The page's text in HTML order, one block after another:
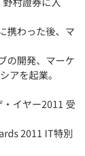
携わった後、マ
の開発、マーケ
アを起業。
イヤー2011 受
2011 IT特別